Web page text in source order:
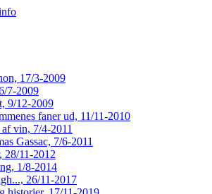
17/3-2009
7-2009
9/12-2009
faner ud, 11/11-2010
vin, 7/4-2011
Gassac, 7/6-2011
28/11-2012
1/8-2014
26/11-2017